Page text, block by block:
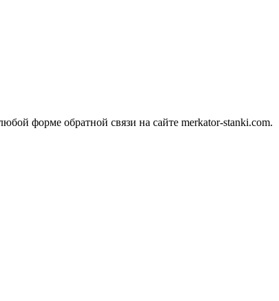
форме обратной связи на сайте merkator-stanki.com.